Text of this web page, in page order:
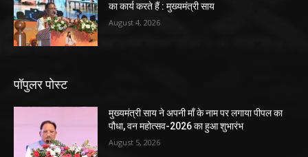
का कार्य करते हैं : मुख्यमंत्री साय
August 4, 2026
पॉपुलर पोस्ट
मुख्यमंत्री साय ने अपनी माँ के नाम पर लगाया पीपल का
पौधा, वन महोत्सव-2026 का हुआ शुभारंभ
August 5, 2026